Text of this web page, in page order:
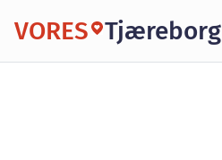
VORES Tjæreborg